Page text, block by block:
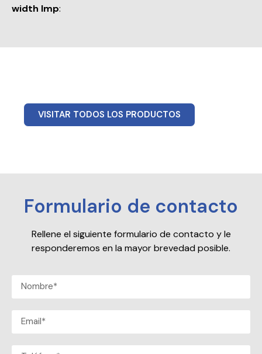
width Imp:
VISITAR TODOS LOS PRODUCTOS
Formulario de contacto
Rellene el siguiente formulario de contacto y le
responderemos en la mayor brevedad posible.